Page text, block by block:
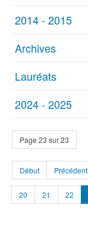
2014 - 2015
Archives
Lauréats
2024 - 2025
Page 23 sur 23
Début Précédent
20 21 22